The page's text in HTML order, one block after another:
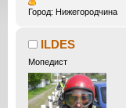
Город: Нижегородчина
ILDES
Мопедист